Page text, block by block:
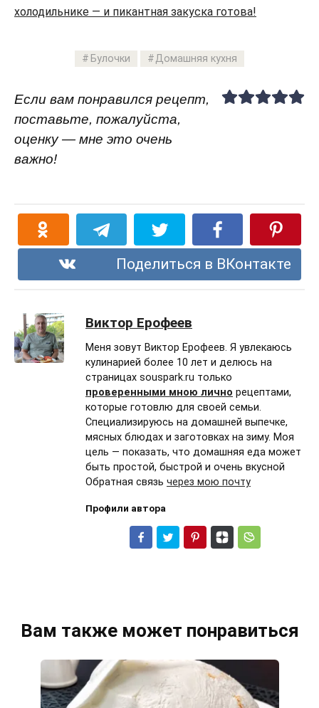
холодильнике — и пикантная закуска готова!
Булочки Домашняя кухня
Если вам понравился рецепт,
поставьте, пожалуйста,
оценку — мне это очень
важно!
Поделиться в ВКонтакте
Виктор Ерофеев
Меня зовут Виктор Ерофеев. Я увлекаюсь
кулинарией более 10 лет и делюсь на
страницах souspark.ru только
проверенными мною лично рецептами,
которые готовлю для своей семьи.
Специализируюсь на домашней выпечке,
мясных блюдах и заготовках на зиму. Моя
цель — показать, что домашняя еда может
быть простой, быстрой и очень вкусной
Обратная связь через мою почту
Профили автора
Вам также может понравиться